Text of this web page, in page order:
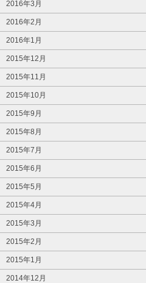
2016年3月
2016年2月
2016年1月
2015年12月
2015年11月
2015年10月
2015年9月
2015年8月
2015年7月
2015年6月
2015年5月
2015年4月
2015年3月
2015年2月
2015年1月
2014年12月